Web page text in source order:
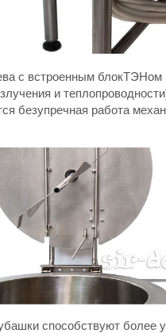
с встроенным блокТЭНом
и
безупречная работа
способствуют более